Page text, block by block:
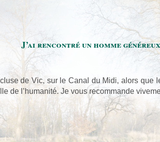
J’ai rencontré un homme
de Vic, sur le Canal du Midi, alors
de l’humanité. Je vous recommande